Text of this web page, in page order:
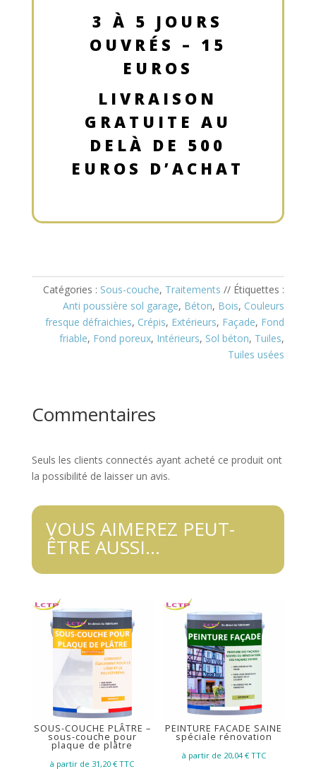
3 À 5 JOURS
OUVRÉS – 15
EUROS
LIVRAISON
GRATUITE AU
DELÀ DE 500
EUROS D’ACHAT
Catégories : Sous-couche, Traitements
Étiquettes :
Anti poussière sol garage, Béton, Bois, Couleurs
fresque défraichies, Crépis, Extérieurs, Façade, Fond
friable, Fond poreux, Intérieurs, Sol béton, Tuiles,
Tuiles usées
Commentaires
Seuls les clients connectés ayant acheté ce produit ont
la possibilité de laisser un avis.
VOUS AIMEREZ PEUT-
ÊTRE AUSSI…
SOUS-COUCHE PLÂTRE –
sous-couche pour
plaque de plâtre
à partir de 31,20 € TTC
PEINTURE FACADE SAINE
spéciale rénovation
à partir de 20,04€ TTC